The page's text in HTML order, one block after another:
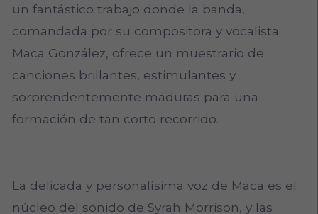
un fantástico trabajo donde la banda,
comandada por su compositora y vocalista
Maca González, ofrece un muestrario de
canciones brillantes, estimulantes y
sorprendentemente maduras para una
formación de tan corto recorrido.
La delicada y personalísima voz de Maca es el
núcleo del sonido de Syrah Morrison, y las